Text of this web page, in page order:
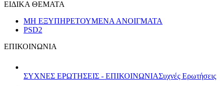
ΕΙΔΙΚΑ ΘΕΜΑΤΑ
ΜΗ ΕΞΥΠΗΡΕΤΟΥΜΕΝΑ ΑΝΟΙΓΜΑΤΑ
PSD2
ΕΠΙΚΟΙΝΩΝΙΑ
ΣΥΧΝΕΣ ΕΡΩΤΗΣΕΙΣ - ΕΠΙΚΟΙΝΩΝΙΑΣυχνές Ερωτήσεις